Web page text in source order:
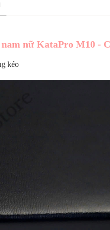
nữ KataPro M10 -
kéo